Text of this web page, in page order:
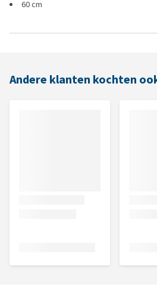
60 cm
Andere klanten kochten